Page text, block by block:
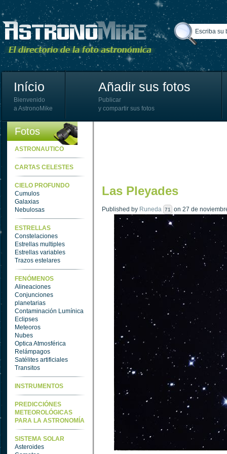
Início
Bienvenido
a AstronoMike
Añadir sus fotos
Publicar
y compartir sus fotos
Fotos
ASTRONAUTICO
CARTAS CELESTES
CIELO PROFUNDO
Cumulos
Galaxias
Nebulosas
ESTRELLAS
Constelaciones
Estrellas multiples
Estrellas variables
Trazos estelares
FENÓMENOS
Alineaciones
Conjunciones
planetarias
Contaminación Lumínica
Eclipses
Meteoros
Nubes
Optica Atmosférica
Relámpagos
Satélites artificiales
Transitos
INSTRUMENTOS
PREDICCIÓNES
METEOROLÓGICAS
PARA LA ASTRONOMÍA
SISTEMA SOLAR
Asteroides
Las Pleyades
Published by Runeda 71 on 27 de